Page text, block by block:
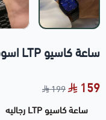
ساعة كاسيو LTP اسود و ازرق رجالي
159
199
ساعة كاسيو LTP رجاليه